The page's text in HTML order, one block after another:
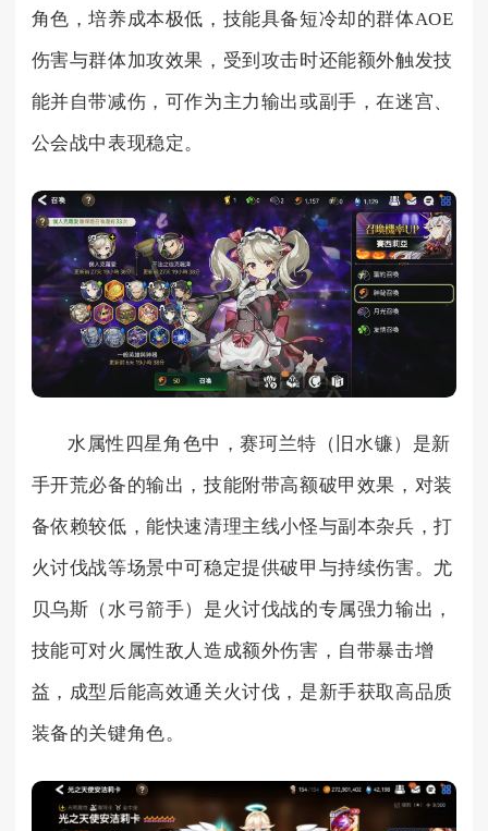
角色，培养成本极低，技能具备短冷却的群体AOE
伤害与群体加攻效果，受到攻击时还能额外触发技
能并自带减伤，可作为主力输出或副手，在迷宫、
公会战中表现稳定。
水属性四星角色中，赛珂兰特（旧水镰）是新
手开荒必备的输出，技能附带高额破甲效果，对装
备依赖较低，能快速清理主线小怪与副本杂兵，打
火讨伐战等场景中可稳定提供破甲与持续伤害。尤
贝乌斯（水弓箭手）是火讨伐战的专属强力输出，
技能可对火属性敌人造成额外伤害，自带暴击增
益，成型后能高效通关火讨伐，是新手获取高品质
装备的关键角色。